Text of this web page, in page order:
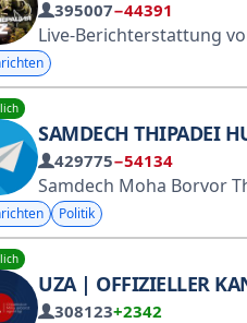
Fotos und Videos
395007−44391
Live-Berichterstattung von der Front! Die wichtigsten Ereignisse des Tages. Der Sieg wird unser sein! Werbung: @SVV_adm @inkredi8 @RA_tell_PROTG Kanal-Link: @specOperation Redaktion und Entsperrung im Chat: @SpecOperationZ_bot Unser Chat:
SAMDECH THIPADEI HUN MANET, PREMIERMINISTER VON
429775−54134
Samdech Moha Borvor Thipadei HUN MANET, Premierminister des Königreichs
Politik
UZA | OFFIZIELLER
308123+2342